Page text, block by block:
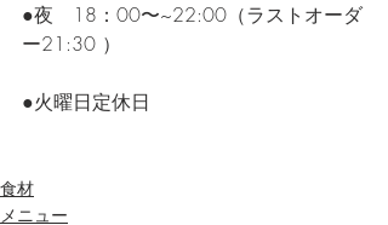
●夜　18：00〜~22:00（ラストオーダ
ー21:30 ）
●火曜日定休日
食材
メニュー